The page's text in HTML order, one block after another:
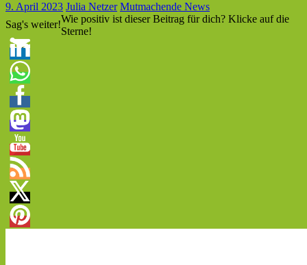
9. April 2023 Julia Netzer Mutmachende News
Sag's weiter!Wie positiv ist dieser Beitrag für dich? Klicke auf die
Sterne!